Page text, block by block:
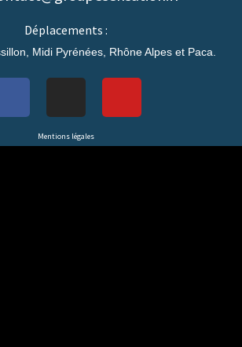
Déplacements :
Midi Pyrénées, Rhône Alpes et Paca.
Mentions légales